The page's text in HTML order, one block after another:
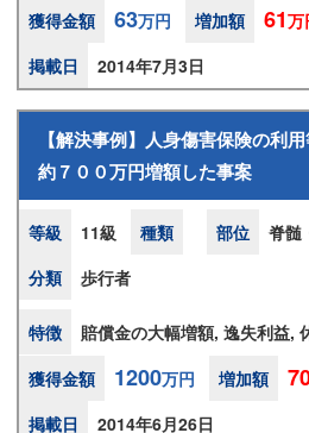
獲得金額
63万円 増加額 61万
掲載日
2014年7月3日
【解決事例】人身傷害保険の利
約７００万円増額した事案
等級 11級 種類 部位 脊髄
分類
歩行者
特徴
賠償金の大幅増額, 逸失利益,
獲得金額
1200万円 増加額
掲載日
2014年6月26日